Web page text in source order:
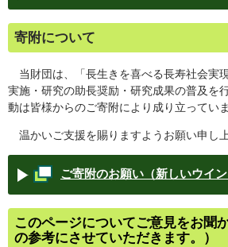
寄附について
当財団は、「長生きを喜べる長寿社会実
実施・研究の助長奨励・研究成果の普及を
動は皆様からのご寄附により成り立っていま
温かいご支援を賜りますようお願い申し上
ご寄附のお願い（新しいウイン
このページについてご意見をお聞
の参考にさせていただきます。）